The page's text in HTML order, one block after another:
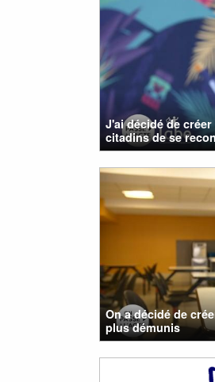
J'ai décidé de
citadins de se
On a décidé de
plus démunis